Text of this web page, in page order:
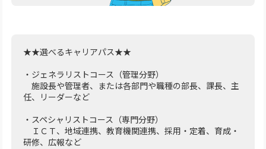
★★選べるキャリアパス★★
・ジェネラリストコース（管理分野）
施設長や管理者、または各部門や職種の部長、課長、主
任、リーダーなど
・スペシャリストコース（専門分野）
ＩＣＴ、地域連携、教育機関連携、採用・定着、育成・
研修、広報など